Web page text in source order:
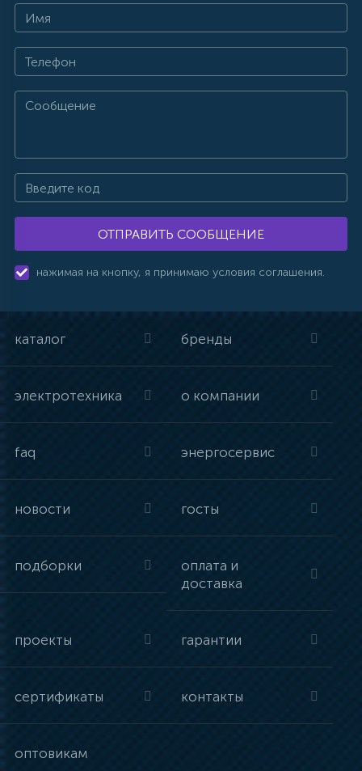
ОТПРАВИТЬ СООБЩЕНИЕ
нажимая на кнопку, я принимаю условия соглашения.
каталог бренды
электротехника о компании
faq энергосервис
новости госты
подборки
оплата и
доставка
проекты гарантии
сертификаты контакты
оптовикам